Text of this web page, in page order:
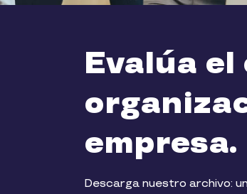
Evalúa el
empresa.
Descarga nuestro archivo: